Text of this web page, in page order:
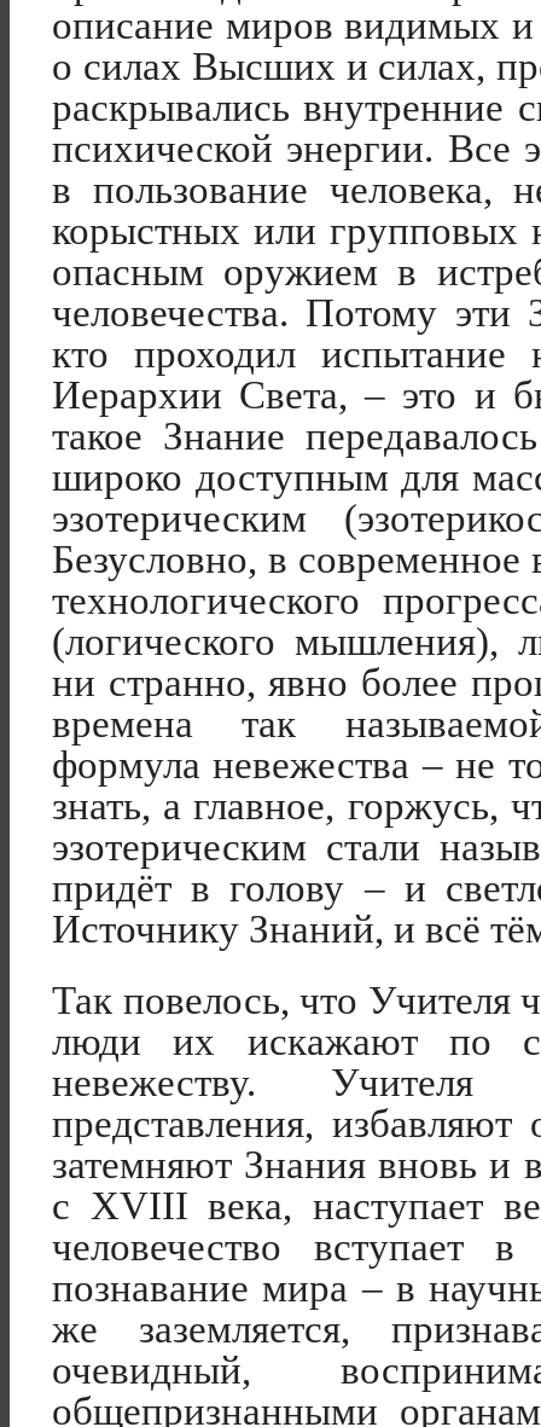
описание миров видимых
о силах Высших и силах,
раскрывались внутренние
психической энергии. Все
в пользование человека,
корыстных или групповых
опасным оружием в
человечества. Потому
кто проходил
Иерархии Света, – это и
такое Знание
широко доступным для
эзотерическим
Безусловно, в современное
технологического
(логического мышления),
ни странно, явно более
времена так
формула невежества – не
знать, а главное,
эзотерическим стали
придёт в голову – и
Источнику Знаний, и всё
Так повелось, что Учителя
люди их искажают по
невежеству.
представления,
затемняют Знания вновь и
с XVIII века, наступает
человечество вступает
познавание мира – в
же заземляется,
очевидный,
общепризнанными